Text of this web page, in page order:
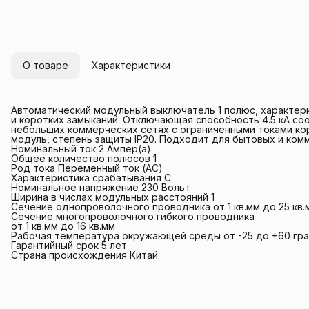
О товаре Характеристики
Автоматический модульный выключатель 1 полюс,
и коротких замыканий. Отключающая способность 4.5 кА
небольших коммерческих сетях с ограниченными токами
модуль, степень защиты IP20. Подходит для бытовых и
Номинальный ток 2 Ампер(а)
Общее количество полюсов 1
Род тока Переменный ток (AC)
Характеристика срабатывания C
Номинальное напряжение 230 Вольт
Ширина в числах модульных расстояний 1
Сечение однопроволочного проводника от 1 кв.мм до 25
Сечение многопроволочного гибкого проводника
от 1 кв.мм до 16 кв.мм
Рабочая температура окружающей среды от -25 до +60
Гарантийный срок 5 лет
Страна происхождения Китай